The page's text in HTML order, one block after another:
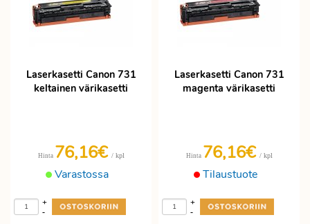
Laserkasetti Canon 731
keltainen värikasetti
Varastossa
Hinta 76,16€ / kpl
-
+
Laserkasetti Canon 731
magenta värikasetti
Tilaustuote
Hinta 76,16€ / kpl
-
+